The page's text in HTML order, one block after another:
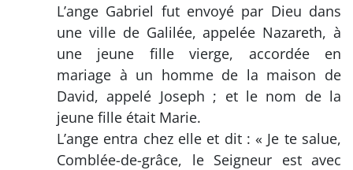
L’ange Gabriel fut envoyé par Dieu dans
une ville de Galilée, appelée Nazareth, à
une jeune fille vierge, accordée en
mariage à un homme de la maison de
David, appelé Joseph ; et le nom de la
jeune fille était Marie.
L’ange entra chez elle et dit : « Je te salue,
Comblée-de-grâce, le Seigneur est avec